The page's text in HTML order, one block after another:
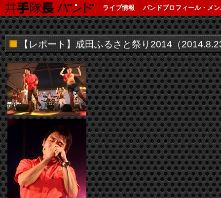
ライブ情報 バンドプロフィール・メ
【レポート】成田ふるさと祭り2014（